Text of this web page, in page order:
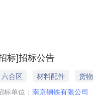
：壹拾捌万柒仟壹佰贰拾
标]招标公告
合区 材料配件
货物
标单位： 南京钢铁有限公司